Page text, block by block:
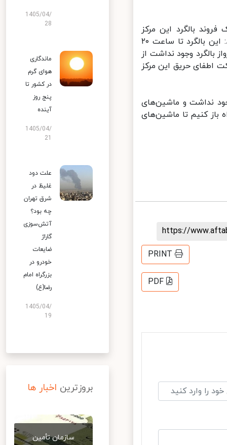
بالگرد این مرکز
بلافاصله پس از اطلاع یگان محیط زیست جهت اطفای خبر داد و بیان کرد: این بالگرد تا ساعت ۲۰
وجود نداشت از
اطفای حریق این مرکز
نداشت و ماشین‌های
کنیم تا ماشین‌های
https://
PRINT
PDF
1405/04/
28
ماندگاری
هوای گرم
در کشور تا
پنج روز
آینده
1405/04/
علت دود
غلیظ در
شرق تهران
چه بود؟
آتش‌سوزی
گاراژ
ضایعات
خودرو در
بزرگراه امام
رضا(ع)
1405/04/
19
بروزترین اخبار ها
سازمان تأمین